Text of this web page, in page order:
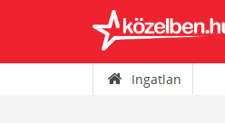
Ingatlan